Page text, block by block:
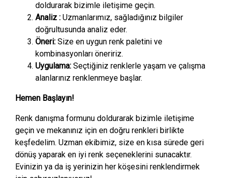
doldurarak bizimle iletişime geçin.
Analiz : Uzmanlarımız, sağladığınız bilgiler
doğrultusunda analiz eder.
Öneri: Size en uygun renk paletini ve
kombinasyonları öneririz.
Uygulama: Seçtiğiniz renklerle yaşam ve çalışma
alanlarınız renklenmeye başlar.
Hemen Başlayın!
Renk danışma formunu doldurarak bizimle iletişime
geçin ve mekanınız için en doğru renkleri birlikte
keşfedelim. Uzman ekibimiz, size en kısa sürede geri
dönüş yaparak en iyi renk seçeneklerini sunacaktır.
Evinizin ya da iş yerinizin her köşesini renklendirmek